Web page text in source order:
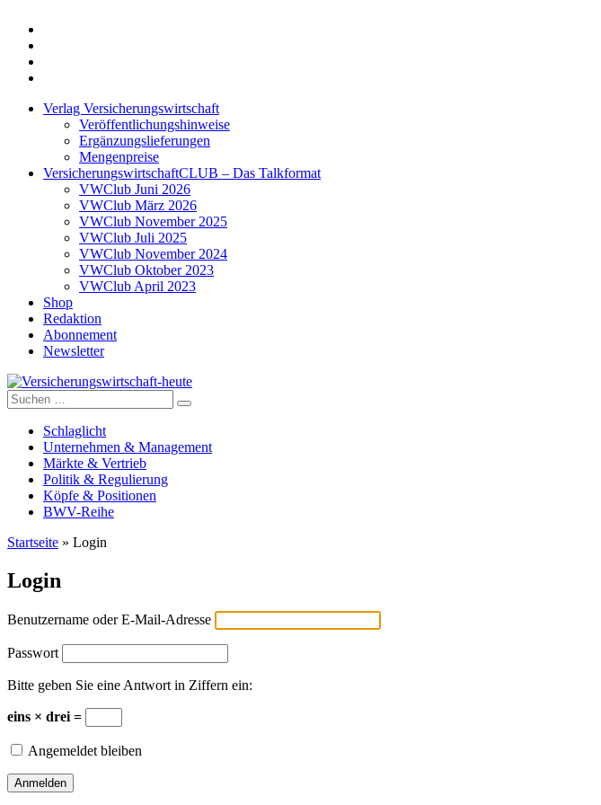
Verlag Versicherungswirtschaft
Veröffentlichungshinweise
Ergänzungslieferungen
Mengenpreise
VersicherungswirtschaftCLUB – Das Talkformat
VWClub Juni 2026
VWClub März 2026
VWClub November 2025
VWClub Juli 2025
VWClub November 2024
VWClub Oktober 2023
VWClub April 2023
Shop
Redaktion
Abonnement
Newsletter
Versicherungswirtschaft-heute
Suche
nach:
Schlaglicht
Unternehmen & Management
Märkte & Vertrieb
Politik & Regulierung
Köpfe & Positionen
BWV-Reihe
Startseite » Login
Login
Benutzername oder E-Mail-Adresse
Passwort
Bitte geben Sie eine Antwort in Ziffern ein:
eins × drei =
Angemeldet bleiben